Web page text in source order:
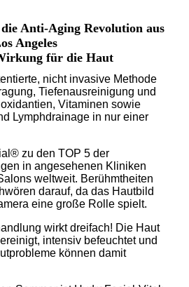
Anti-Aging Revolution aus
Angeles
für die Haut
nicht invasive Methode
Tiefenausreinigung und
Vitaminen sowie
Lymphdrainage in nur einer
zu den TOP 5 der
in angesehenen Kliniken
weltweit. Berühmtheiten
darauf, da das Hautbild
eine große Rolle spielt.
wirkt dreifach! Die Haut
intensiv befeuchtet und
können damit